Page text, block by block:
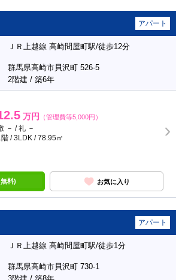
アパート
ＪＲ上越線 高崎問屋町駅/徒歩12分
群馬県高崎市貝沢町 526-5
2階建 / 築6年
万円 （管理費等5,000円）
－ / 礼 －
階 / 3LDK / 78.95㎡
料) お気に入り
アパート
ＪＲ上越線 高崎問屋町駅/徒歩1分
群馬県高崎市貝沢町 730-1